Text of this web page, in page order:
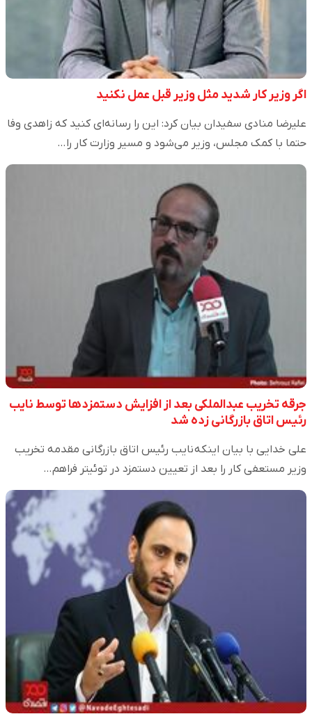
اگر وزیر کار شدید مثل وزیر قبل عمل نکنید
علیرضا منادی سفیدان بیان کرد: این را رسانه‌ای کنید که زاهدی وفا
حتما با کمک مجلس، وزیر می‌‎شود و مسیر وزارت کار را…
جرقه تخریب عبدالملکی بعد از افزایش دستمزدها توسط نایب
رئیس اتاق بازرگانی زده شد
علی خدایی با بیان اینکه نایب رئیس اتاق بازرگانی مقدمه تخریب
وزیر مستعفی کار را بعد از تعیین دستمزد در توئیتر فراهم…